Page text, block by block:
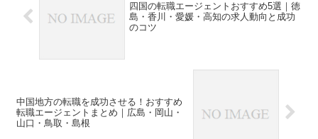
四国の転職エージェントおすすめ5選｜徳
島・香川・愛媛・高知の求人動向と成功
のコツ
中国地方の転職を成功させる！おすすめ
転職エージェントまとめ｜広島・岡山・
山口・鳥取・島根